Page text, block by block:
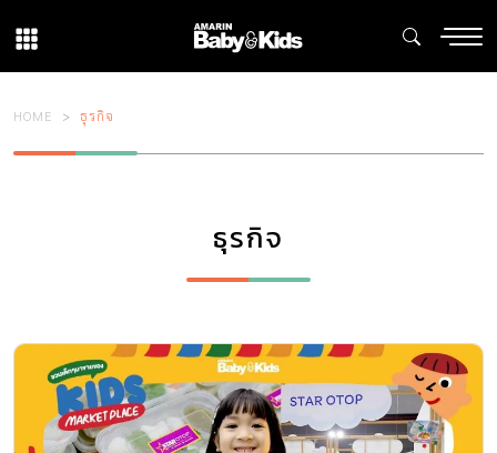
HOME ธุรกิจ
ธุรกิจ